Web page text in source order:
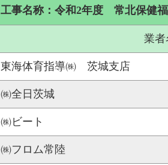
工事名称：令和2年度 常北保健
業者
東海体育指導㈱ 茨城支店
㈱全日茨城
㈱ビート
㈱フロム常陸